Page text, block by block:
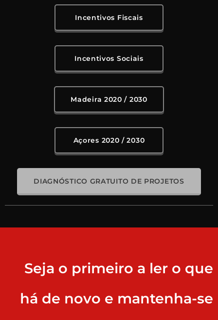
Incentivos Fiscais
Incentivos Sociais
Madeira 2020 / 2030
Açores 2020 / 2030
DIAGNÓSTICO GRATUITO DE PROJETOS
Seja o primeiro a ler o que
há de novo e mantenha-se